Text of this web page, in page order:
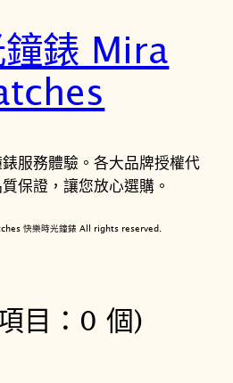
錶 Mira
服務體驗。各大品牌授權代
保證，讓您放心選購。
快樂時光鐘錶 All rights reserved.
目：0 個)